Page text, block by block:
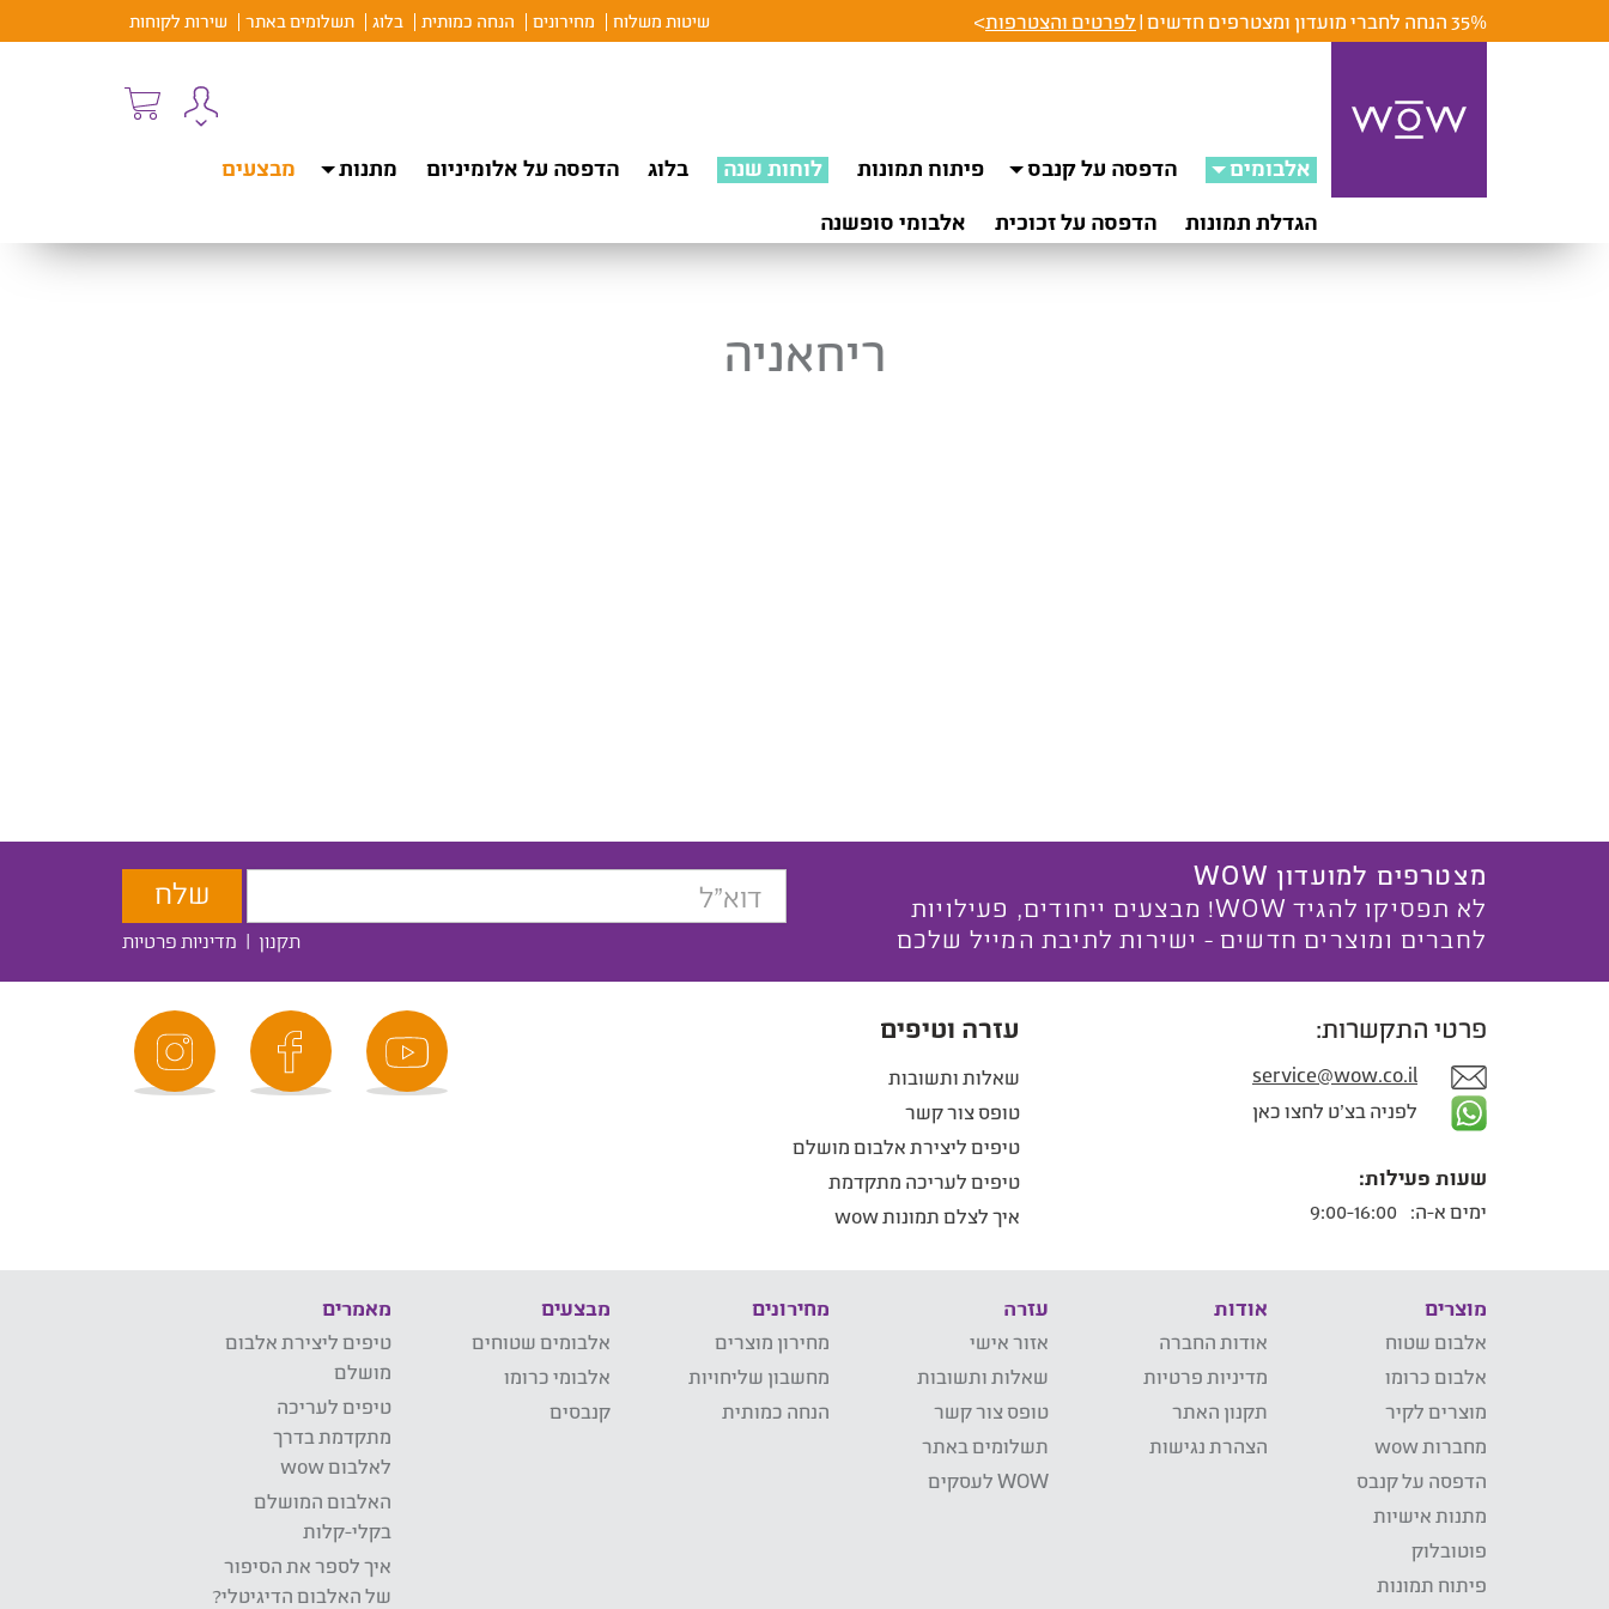
35% הנחה לחברי מועדון ומצטרפים חדשים | לפרטים והצטרפות> שיטות משלוח מחירונים הנחה כמותית בלוג תשלומים באתר שירות לקוחות
אלבומים הדפסה על קנבס פיתוח תמונות לוחות שנה בלוג הדפסה על אלומיניום מתנות
מבצעים
הגדלת תמונות
הדפסה על זכוכית אלבומי סופשנה
ריחאניה
מצטרפים למועדון WOW
לא תפסיקו להגיד WOW! מבצעים ייחודים, פעילויות
לחברים ומוצרים חדשים - ישירות לתיבת המייל שלכם
תקנון | מדיניות פרטיות
פרטי התקשרות:
service@wow.co.il
לפניה בצ'ט לחצו כאן
שעות פעילות:
ימים א-ה:
עזרה וטיפים
שאלות ותשובות
טופס צור קשר
טיפים ליצירת אלבום מושלם
טיפים לעריכה מתקדמת
איך לצלם תמונות wow
מוצרים
אלבום שטוח
אלבום כרומו
מוצרים לקיר
מחברות wow
הדפסה על קנבס
מתנות אישיות
פוטובלוק
פיתוח תמונות
אודות
אודות החברה
מדיניות פרטיות
תקנון האתר
הצהרת נגישות
עזרה
אזור אישי
שאלות ותשובות
טופס צור קשר
תשלומים באתר
WOW לעסקים
מחירונים
מחירון מוצרים
מחשבון שליחויות
הנחה כמותית
מבצעים
אלבומים שטוחים
אלבומי כרומו
קנבסים
מאמרים
טיפים ליצירת אלבום
מושלם
טיפים לעריכה
מתקדמת בדרך
לאלבום wow
האלבום המושלם
בקלי-קלות
איך לספר את הסיפור
של האלבום הדיגיטלי?